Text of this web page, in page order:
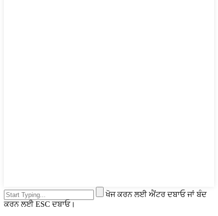
ਖੋਜ ਕਰਨ ਲਈ ਐਂਟਰ ਦਬਾਓ ਜਾਂ ਬੰਦ
ਕਰਨ ਲਈ ESC ਦਬਾਓ।